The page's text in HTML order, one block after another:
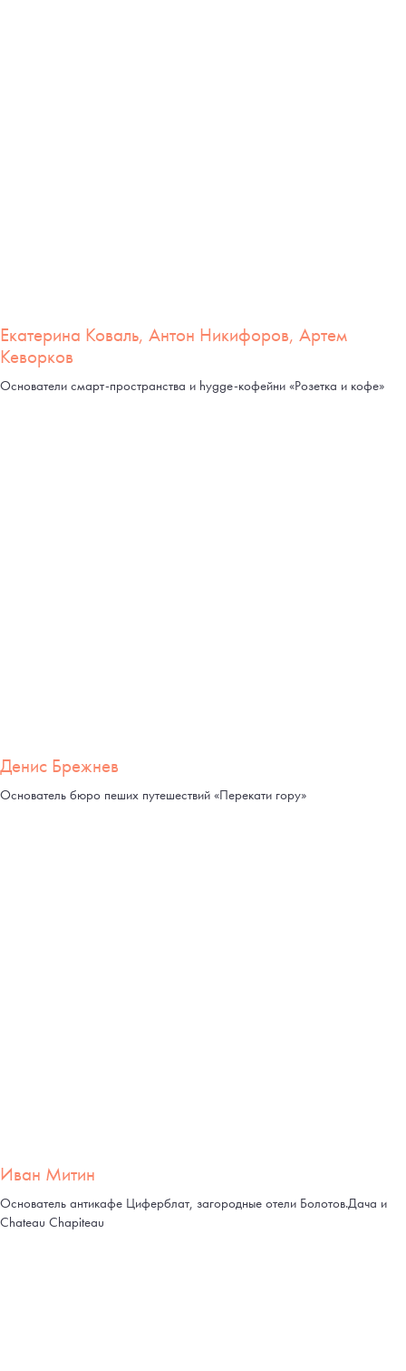
Екатерина Коваль, Антон Никифоров, Артем
Кеворков
Основатели смарт-пространства и hygge-кофейни «Розетка и кофе»
Денис Брежнев
Основатель бюро пеших путешествий «Перекати гору»
Иван Митин
Основатель антикафе Циферблат, загородные отели Болотов.Дача и
Chateau Chapiteau